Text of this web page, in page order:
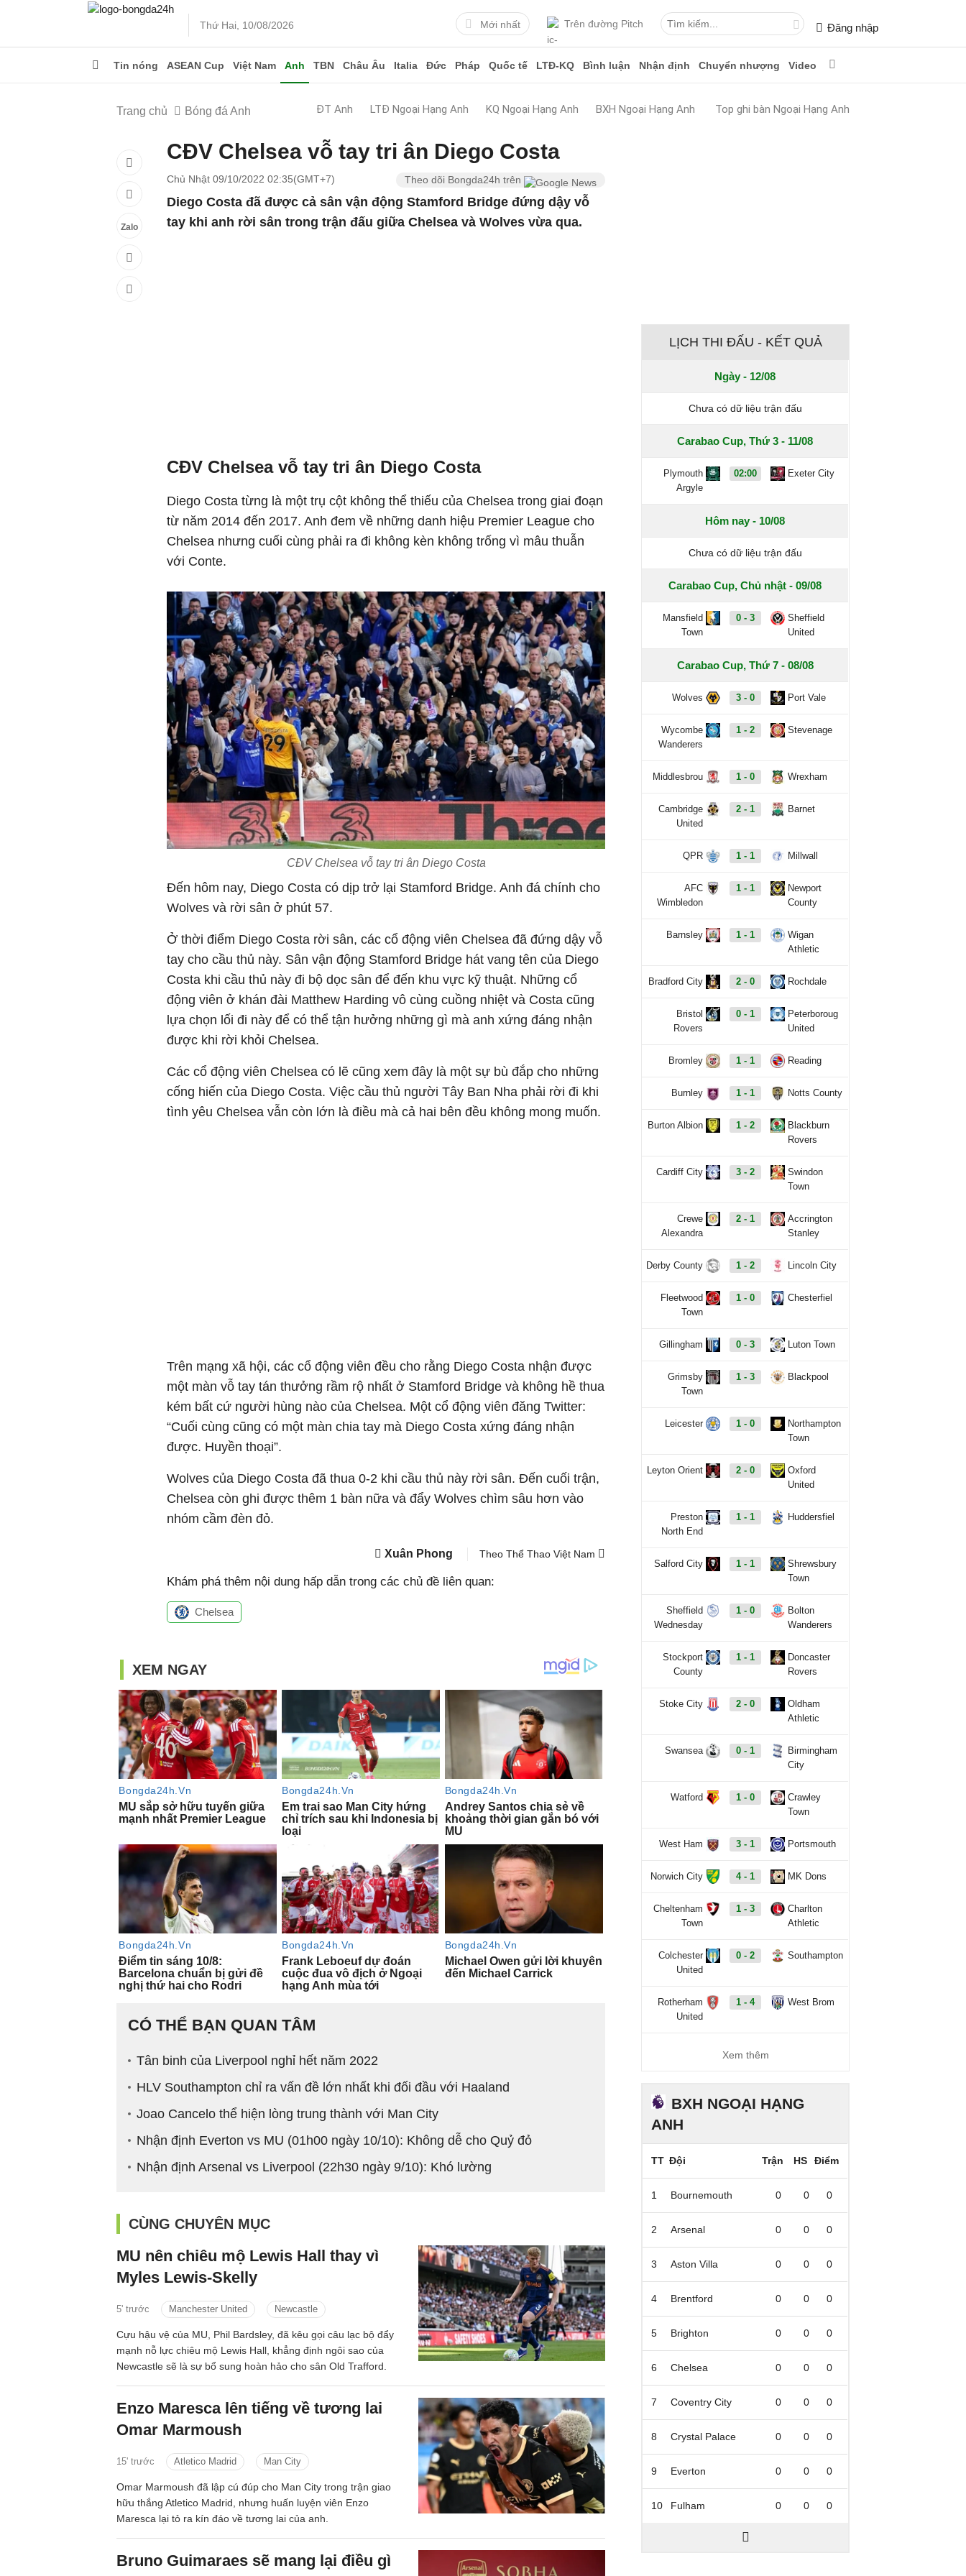
Thứ Hai, 10/08/2026 Mới nhất Trên đường Pitch Đăng nhập
Tin nóng ASEAN Cup Việt Nam Anh TBN Châu Âu Italia Đức Pháp Quốc tế LTĐ-KQ Bình luận Nhận định Chuyển nhượng Video
Trang chủ Bóng đá Anh ĐT Anh LTĐ Ngoại Hạng Anh KQ Ngoại Hạng Anh BXH Ngoại Hạng Anh Top ghi bàn Ngoại Hạng Anh
Zalo
CĐV Chelsea vỗ tay tri ân Diego Costa
Chủ Nhật 09/10/2022 02:35(GMT+7) Theo dõi Bongda24h trên
Diego Costa đã được cả sân vận động Stamford Bridge đứng dậy vỗ
tay khi anh rời sân trong trận đấu giữa Chelsea và Wolves vừa qua.
CĐV Chelsea vỗ tay tri ân Diego Costa
Diego Costa từng là một trụ cột không thể thiếu của Chelsea trong giai đoạn
từ năm 2014 đến 2017. Anh đem về những danh hiệu Premier League cho
Chelsea nhưng cuối cùng phải ra đi không kèn không trống vì mâu thuẫn
với Conte.
CĐV Chelsea vỗ tay tri ân Diego Costa
Đến hôm nay, Diego Costa có dịp trở lại Stamford Bridge. Anh đá chính cho
Wolves và rời sân ở phút 57.
Ở thời điểm Diego Costa rời sân, các cổ động viên Chelsea đã đứng dậy vỗ
tay cho cầu thủ này. Sân vận động Stamford Bridge hát vang tên của Diego
Costa khi cầu thủ này đi bộ dọc sân để đến khu vực kỹ thuật. Những cổ
động viên ở khán đài Matthew Harding vô cùng cuồng nhiệt và Costa cũng
lựa chọn lối đi này để có thể tận hưởng những gì mà anh xứng đáng nhận
được khi rời khỏi Chelsea.
Các cổ động viên Chelsea có lẽ cũng xem đây là một sự bù đắp cho những
cống hiến của Diego Costa. Việc cầu thủ người Tây Ban Nha phải rời đi khi
tình yêu Chelsea vẫn còn lớn là điều mà cả hai bên đều không mong muốn.
Trên mạng xã hội, các cổ động viên đều cho rằng Diego Costa nhận được
một màn vỗ tay tán thưởng rầm rộ nhất ở Stamford Bridge và không hề thua
kém bất cứ người hùng nào của Chelsea. Một cổ động viên đăng Twitter:
“Cuối cùng cũng có một màn chia tay mà Diego Costa xứng đáng nhận
được. Huyền thoại”.
Wolves của Diego Costa đã thua 0-2 khi cầu thủ này rời sân. Đến cuối trận,
Chelsea còn ghi được thêm 1 bàn nữa và đẩy Wolves chìm sâu hơn vào
nhóm cầm đèn đỏ.
Xuân Phong Theo Thể Thao Việt Nam
Khám phá thêm nội dung hấp dẫn trong các chủ đề liên quan:
Chelsea
CÓ THỂ BẠN QUAN TÂM
Tân binh của Liverpool nghỉ hết năm 2022
HLV Southampton chỉ ra vấn đề lớn nhất khi đối đầu với Haaland
Joao Cancelo thể hiện lòng trung thành với Man City
Nhận định Everton vs MU (01h00 ngày 10/10): Không dễ cho Quỷ đỏ
Nhận định Arsenal vs Liverpool (22h30 ngày 9/10): Khó lường
CÙNG CHUYÊN MỤC
MU nên chiêu mộ Lewis Hall thay vì
Myles Lewis-Skelly
5' trước Manchester United Newcastle
Cựu hậu vệ của MU, Phil Bardsley, đã kêu gọi câu lạc bộ đẩy
mạnh nỗ lực chiêu mộ Lewis Hall, khẳng định ngôi sao của
Newcastle sẽ là sự bổ sung hoàn hảo cho sân Old Trafford.
Enzo Maresca lên tiếng về tương lai
Omar Marmoush
15' trước Atletico Madrid Man City
Omar Marmoush đã lập cú đúp cho Man City trong trận giao
hữu thắng Atletico Madrid, nhưng huấn luyện viên Enzo
Maresca lại tỏ ra kín đáo về tương lai của anh.
Bruno Guimaraes sẽ mang lại điều gì
LỊCH THI ĐẤU - KẾT QUẢ
Ngày - 12/08
Chưa có dữ liệu trận đấu
Carabao Cup, Thứ 3 - 11/08
Plymouth
Argyle
02:00 Exeter City
Hôm nay - 10/08
Chưa có dữ liệu trận đấu
Carabao Cup, Chủ nhật - 09/08
Mansfield
Town
0 - 3
Sheffield
United
Carabao Cup, Thứ 7 - 08/08
Wolves 3 - 0 Port Vale
Wycombe
Wanderers
1 - 2 Stevenage
Middlesbrou 1 - 0 Wrexham
Cambridge
United
2 - 1 Barnet
QPR 1 - 1 Millwall
AFC
Wimbledon
1 - 1
Newport
County
Barnsley 1 - 1
Wigan
Athletic
Bradford City 2 - 0 Rochdale
Bristol
Rovers
0 - 1
Peterboroug
United
Bromley 1 - 1 Reading
Burnley 1 - 1 Notts County
Burton Albion 1 - 2
Blackburn
Rovers
Cardiff City 3 - 2
Swindon
Town
Crewe
Alexandra
2 - 1
Accrington
Stanley
Derby County 1 - 2 Lincoln City
Fleetwood
Town
1 - 0 Chesterfiel
Gillingham 0 - 3 Luton Town
Grimsby
Town
1 - 3 Blackpool
Leicester 1 - 0
Northampton
Town
Leyton Orient 2 - 0
Oxford
United
Preston
North End
1 - 1 Huddersfiel
Salford City 1 - 1
Shrewsbury
Town
Sheffield
Wednesday
1 - 0
Bolton
Wanderers
Stockport
County
1 - 1
Doncaster
Rovers
Stoke City 2 - 0
Oldham
Athletic
Swansea 0 - 1
Birmingham
City
Watford 1 - 0
Crawley
Town
West Ham 3 - 1 Portsmouth
Norwich City 4 - 1 MK Dons
Cheltenham
Town
1 - 3
Charlton
Athletic
Colchester
United
0 - 2 Southampton
Rotherham
United
1 - 4 West Brom
Xem thêm
BXH NGOẠI HẠNG
ANH
TT Đội Trận HS Điểm
1 Bournemouth 0 0 0
2 Arsenal 0 0 0
3 Aston Villa 0 0 0
4 Brentford 0 0 0
5 Brighton 0 0 0
6 Chelsea 0 0 0
7 Coventry City 0 0 0
8 Crystal Palace 0 0 0
9 Everton 0 0 0
10 Fulham 0 0 0